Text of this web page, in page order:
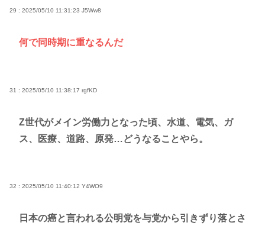
29 : 2025/05/10 11:31:23 J5Ww8
何で同時期に重なるんだ
31 : 2025/05/10 11:38:17 rgfKD
Z世代がメイン労働力となった頃、水道、電気、ガ
ス、医療、道路、原発…どうなることやら。
32 : 2025/05/10 11:40:12 Y4WO9
日本の癌と言われる公明党を与党から引きずり落とさ